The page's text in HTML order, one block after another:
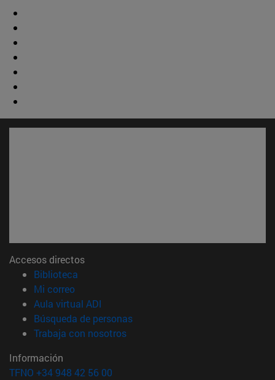
Accesos directos
Biblioteca
Mi correo(abre en nueva ventana)
Aula virtual ADI
Búsqueda de personas(abre en nueva ventana)
Trabaja con nosotros(abre en nueva ventana)
Información
TFNO +34 948 42 56 00